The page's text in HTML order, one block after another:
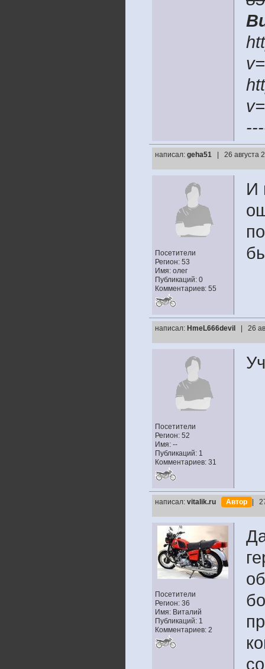
написал: geha51 | 26 августа
Посетители
Регион: 53
Имя: олег
Публикаций: 0
Комментариев: 55
И
написал: HmeL666devil | 26
Посетители
Регион: 52
Имя: --
Публикаций: 1
Комментариев: 31
написал: vitalik.ru Автор |
Посетители
Регион: 36
Имя: Виталий
Публикаций: 1
Комментариев: 2